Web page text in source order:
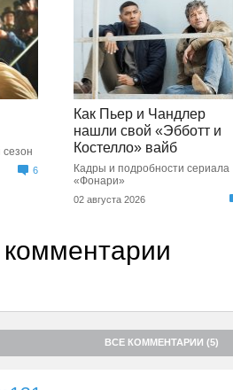
6
Как Пьер и Чандлер
нашли свой «Эбботт и
Костелло» вайб
Кадры и подробности сериала
«Фонари»
02 августа 2026
ВСЕ КОММЕНТАРИИ (5)